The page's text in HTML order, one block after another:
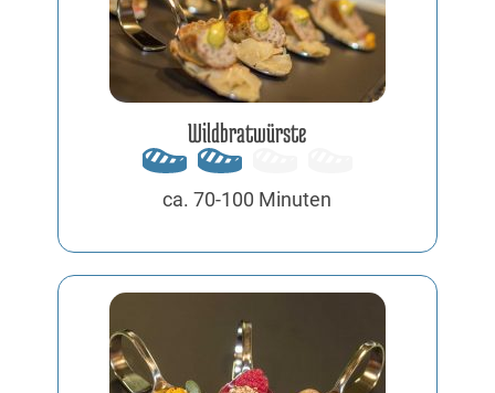
Wildbratwürste
ca. 70-100 Minuten